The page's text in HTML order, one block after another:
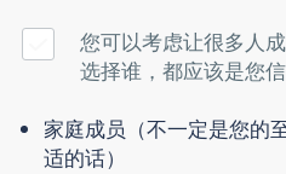
您可以考虑让很多人
选择谁，都应该是您
家庭成员（不一定是您的
适的话）